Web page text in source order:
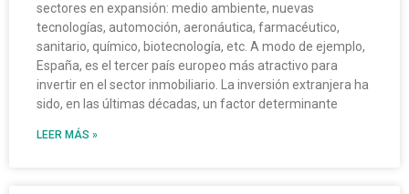
sectores en expansión: medio ambiente, nuevas
tecnologías, automoción, aeronáutica, farmacéutico,
sanitario, químico, biotecnología, etc. A modo de ejemplo,
España, es el tercer país europeo más atractivo para
invertir en el sector inmobiliario. La inversión extranjera ha
sido, en las últimas décadas, un factor determinante
LEER MÁS »